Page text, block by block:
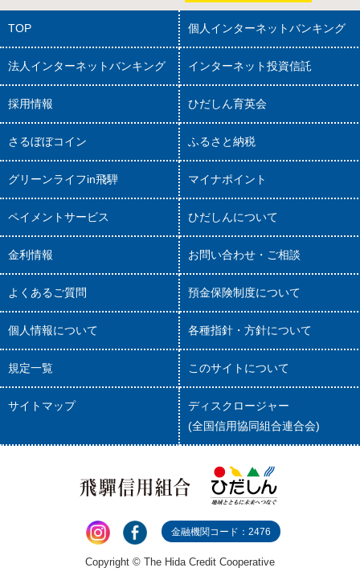
TOP 個人インターネットバンキング
法人インターネットバンキング インターネット投資信託
採用情報 ひだしん育英会
さるぼぼコイン ふるさと納税
グリーンライフin飛騨 マイナポイント
ペイメントサービス ひだしんについて
金利情報 お問い合わせ・ご相談
よくあるご質問 預金保険制度について
個人情報について 各種指針・方針について
規定一覧 このサイトについて
サイトマップ
ディスクロージャー
(全国信用協同組合連合会)
金融機関コード：2476
Copyright © The Hida Credit Cooperative